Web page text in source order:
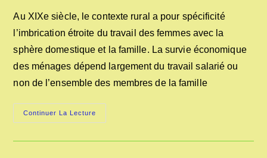
publication :
Au XIXe siècle, le contexte rural a pour spécificité
l’imbrication étroite du travail des femmes avec la
sphère domestique et la famille. La survie économique
des ménages dépend largement du travail salarié ou
non de l’ensemble des membres de la famille
Continuer La Lecture
RÔLE